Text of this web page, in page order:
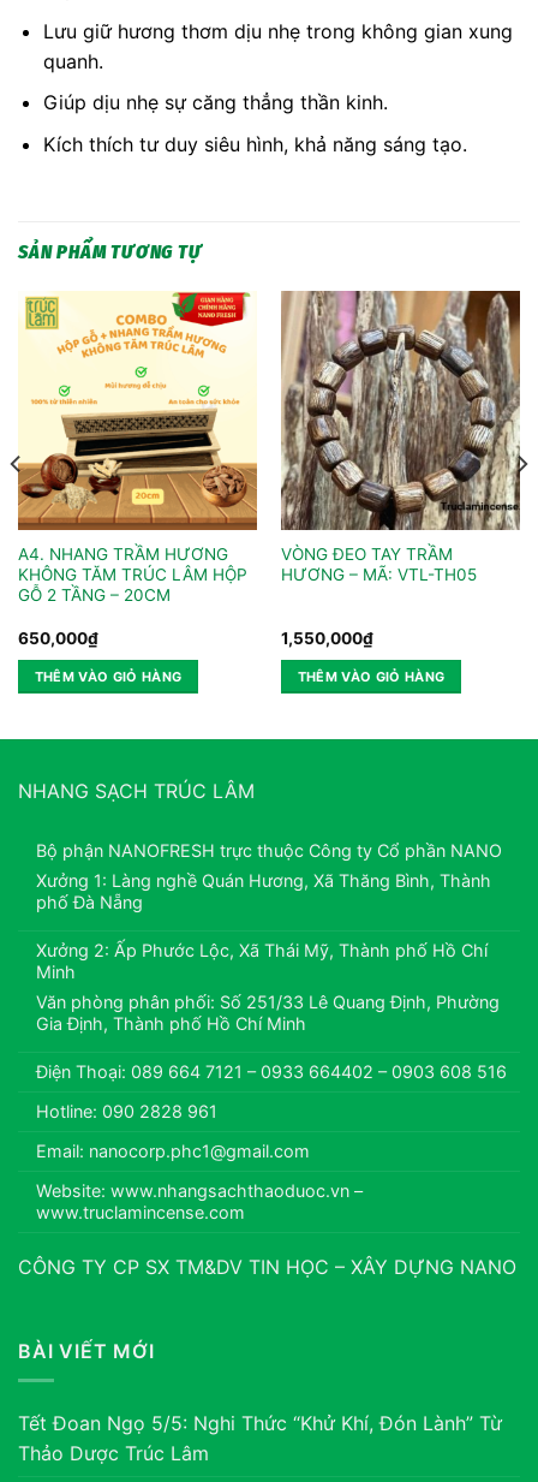
Lưu giữ hương thơm dịu nhẹ trong không gian xung
quanh.
Giúp dịu nhẹ sự căng thẳng thần kinh.
Kích thích tư duy siêu hình, khả năng sáng tạo.
SẢN PHẨM TƯƠNG TỰ
A4. NHANG TRẦM HƯƠNG
KHÔNG TĂM TRÚC LÂM HỘP
GỖ 2 TẦNG – 20CM
650,000₫
THÊM VÀO GIỎ HÀNG
VÒNG ĐEO TAY TRẦM
HƯƠNG – MÃ: VTL-TH05
1,550,000₫
THÊM VÀO GIỎ HÀNG
NHANG SẠCH TRÚC LÂM
Bộ phận NANOFRESH trực thuộc Công ty Cổ phần NANO
Xưởng 1: Làng nghề Quán Hương, Xã Thăng Bình, Thành
phố Đà Nẵng
Xưởng 2: Ấp Phước Lộc, Xã Thái Mỹ, Thành phố Hồ Chí
Minh
Văn phòng phân phối: Số 251/33 Lê Quang Định, Phường
Gia Định, Thành phố Hồ Chí Minh
Điện Thoại: 089 664 7121 – 0933 664402 – 0903 608 516
Hotline: 090 2828 961
Email: nanocorp.phc1@gmail.com
Website: www.nhangsachthaoduoc.vn –
www.truclamincense.com
CÔNG TY CP SX TM&DV TIN HỌC – XÂY DỰNG NANO
BÀI VIẾT MỚI
Tết Đoan Ngọ 5/5: Nghi Thức “Khử Khí, Đón Lành” Từ
Thảo Dược Trúc Lâm